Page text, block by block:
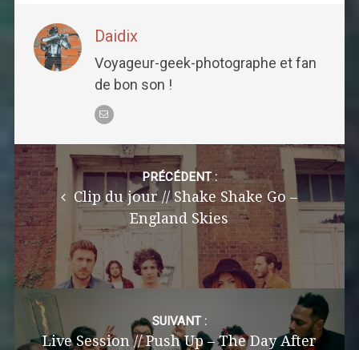
Daidix
Voyageur-geek-photographe et fan
de bon son !
Post
navigation
PRÉCÉDENT :
Clip du jour // Shake Shake Go –
England Skies
SUIVANT :
Live Session // Push Up – The Day After